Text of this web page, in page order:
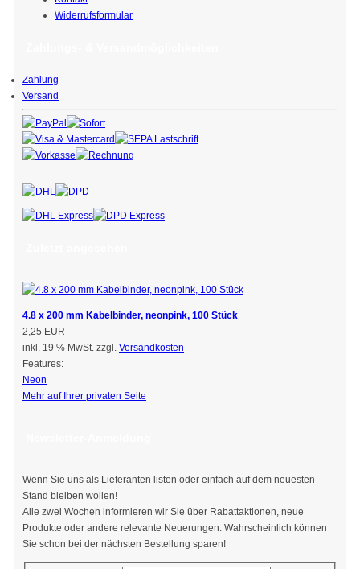
Widerrufsformular
Zahlung
Versand
4.8 x 200 mm Kabelbinder, neonpink, 100 Stück
2,25 EUR
inkl. 19 % MwSt. zzgl. Versandkosten
Features:
Neon
Mehr auf Ihrer privaten Seite
Wenn Sie uns als Lieferanten listen oder einfach auf dem neuesten
Stand bleiben wollen!
Alle zwei Wochen informieren wir Sie über Rabattaktionen, neue
Produkte oder andere relevante Neuerungen. Wahrscheinlich können
Sie schon bei der nächsten Bestellung sparen!